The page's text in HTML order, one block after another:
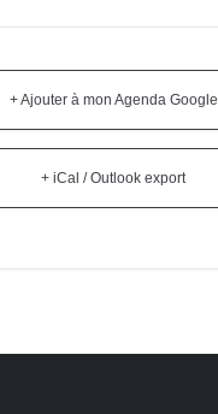
+ Ajouter à mon Agenda Google
+ iCal / Outlook export